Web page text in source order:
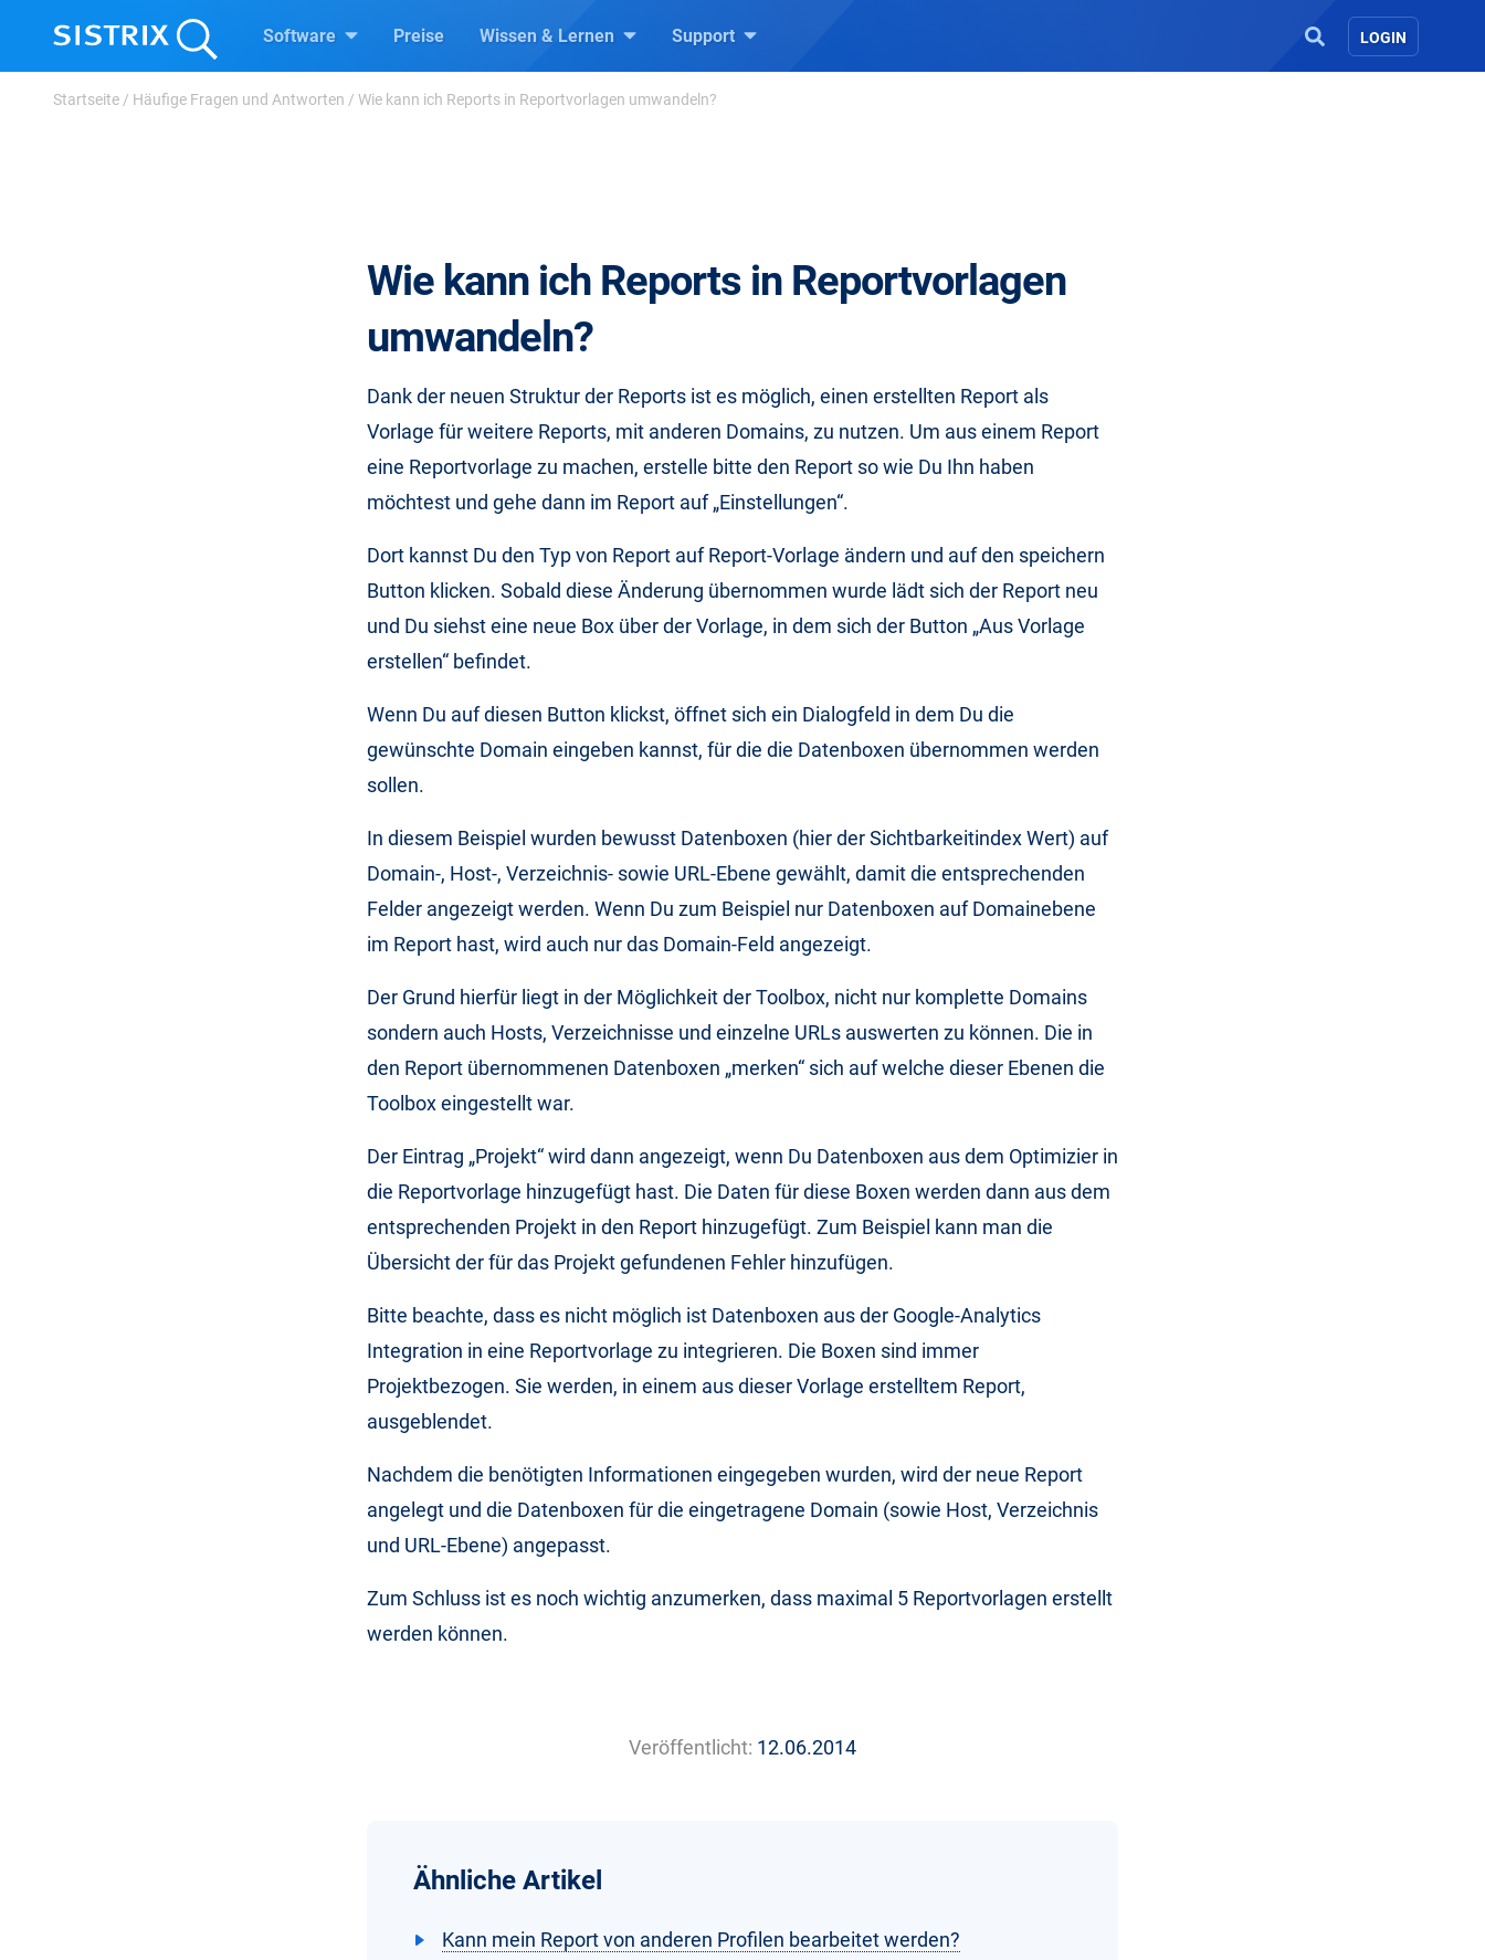
Software Preise Wissen & Lernen Support LOGIN
Startseite / Häufige Fragen und Antworten / Wie kann ich Reports in Reportvorlagen umwandeln?
Wie kann ich Reports in Reportvorlagen
umwandeln?
Dank der neuen Struktur der Reports ist es möglich, einen erstellten Report als
Vorlage für weitere Reports, mit anderen Domains, zu nutzen. Um aus einem Report
eine Reportvorlage zu machen, erstelle bitte den Report so wie Du Ihn haben
möchtest und gehe dann im Report auf „Einstellungen“.
Dort kannst Du den Typ von Report auf Report-Vorlage ändern und auf den speichern
Button klicken. Sobald diese Änderung übernommen wurde lädt sich der Report neu
und Du siehst eine neue Box über der Vorlage, in dem sich der Button „Aus Vorlage
erstellen“ befindet.
Wenn Du auf diesen Button klickst, öffnet sich ein Dialogfeld in dem Du die
gewünschte Domain eingeben kannst, für die die Datenboxen übernommen werden
sollen.
In diesem Beispiel wurden bewusst Datenboxen (hier der Sichtbarkeitindex Wert) auf
Domain-, Host-, Verzeichnis- sowie URL-Ebene gewählt, damit die entsprechenden
Felder angezeigt werden. Wenn Du zum Beispiel nur Datenboxen auf Domainebene
im Report hast, wird auch nur das Domain-Feld angezeigt.
Der Grund hierfür liegt in der Möglichkeit der Toolbox, nicht nur komplette Domains
sondern auch Hosts, Verzeichnisse und einzelne URLs auswerten zu können. Die in
den Report übernommenen Datenboxen „merken“ sich auf welche dieser Ebenen die
Toolbox eingestellt war.
Der Eintrag „Projekt“ wird dann angezeigt, wenn Du Datenboxen aus dem Optimizier in
die Reportvorlage hinzugefügt hast. Die Daten für diese Boxen werden dann aus dem
entsprechenden Projekt in den Report hinzugefügt. Zum Beispiel kann man die
Übersicht der für das Projekt gefundenen Fehler hinzufügen.
Bitte beachte, dass es nicht möglich ist Datenboxen aus der Google-Analytics
Integration in eine Reportvorlage zu integrieren. Die Boxen sind immer
Projektbezogen. Sie werden, in einem aus dieser Vorlage erstelltem Report,
ausgeblendet.
Nachdem die benötigten Informationen eingegeben wurden, wird der neue Report
angelegt und die Datenboxen für die eingetragene Domain (sowie Host, Verzeichnis
und URL-Ebene) angepasst.
Zum Schluss ist es noch wichtig anzumerken, dass maximal 5 Reportvorlagen erstellt
werden können.
Veröffentlicht: 12.06.2014
Ähnliche Artikel
Kann mein Report von anderen Profilen bearbeitet werden?